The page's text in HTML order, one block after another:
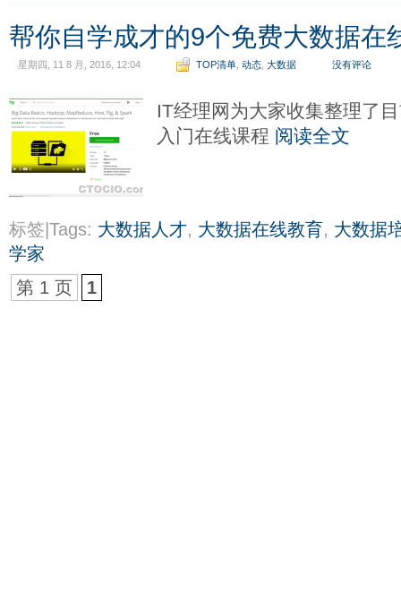
帮你自学成才的9个免费大数据在
星期四, 11 8 月, 2016, 12:04 TOP清单 动态 大数据 没有评论
IT经理网为大家收集整理了
入门在线课程 阅读全文
标签|Tags: 大数据人才, 大数据在线教育, 大数据
学家
第 1 页
1